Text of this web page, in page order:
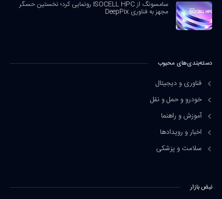
سامسونگ از ISOCELL HPC رونمایی کرد؛ نخستین حسگر
مجهز به فناوری DeepPix
دسته‌بندی‌های محبوب
فناوری و دیجیتال
خودرو و حمل و نقل
آموزش و راهنما
اخبار و رویدادها
سلامت و پزشکی
نبض بازار